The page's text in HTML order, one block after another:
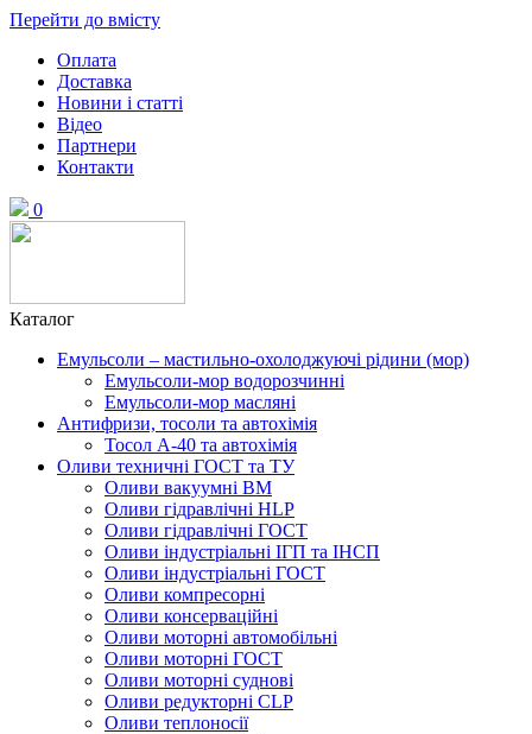
Перейти до вмісту
Оплата
Доставка
Новини і статті
Відео
Партнери
Контакти
0
Каталог
Емульсоли – мастильно-охолоджуючі рідини (мор)
Емульсоли-мор водорозчинні
Емульсоли-мор масляні
Антифризи, тосоли та автохімія
Тосол А-40 та автохімія
Оливи техничні ГОСТ та ТУ
Оливи вакуумні ВМ
Оливи гідравлічні HLP
Оливи гідравлічні ГОСТ
Оливи індустріальні ІГП та ІНСП
Оливи індустріальні ГОСТ
Оливи компресорні
Оливи консерваційні
Оливи моторні автомобільні
Оливи моторні ГОСТ
Оливи моторні суднові
Оливи редукторні CLP
Оливи теплоносії